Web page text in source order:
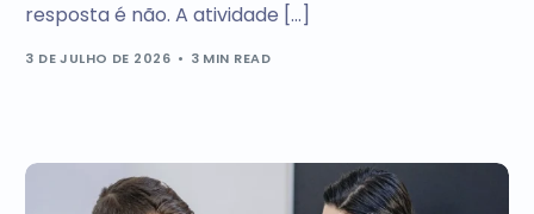
resposta é não. A atividade […]
3 DE JULHO DE 2026 3 MIN READ